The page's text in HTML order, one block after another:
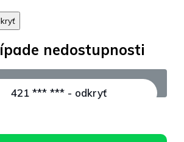
- odkryť
nedostupnosti
421 *** *** - odkryť